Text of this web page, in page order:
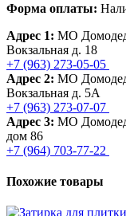
Форма оплаты:
Адрес 1: МО
Вокзальная д. 18
+7 (963) 273-05-05
Адрес 2: МО
Вокзальная д. 5А
+7 (963) 273-07-07
Адрес 3: МО
дом 86
+7 (964) 703-77-22
Похожие товары